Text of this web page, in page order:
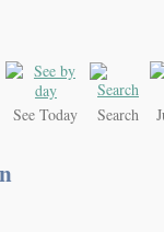
See Today Search